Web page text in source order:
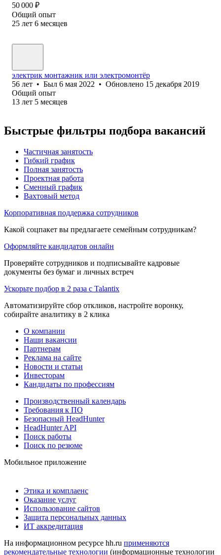
50 000 ₽
Общий опыт
25 лет 6 месяцев
электрик монтажник или электромонтёр
56 лет • Был 6 мая 2022 • Обновлено 15 декабря 2019
Общий опыт
13 лет 5 месяцев
Быстрые фильтры подбора вакансий
Частичная занятость
Гибкий график
Полная занятость
Проектная работа
Сменный график
Вахтовый метод
Корпоративная поддержка сотрудников
Какой соцпакет вы предлагаете семейным сотрудникам?
Оформляйте кандидатов онлайн
Проверяйте сотрудников и подписывайте кадровые
документы без бумаг и личных встреч
Ускорьте подбор в 2 раза с Talantix
Автоматизируйте сбор откликов, настройте воронку,
собирайте аналитику в 2 клика
О компании
Наши вакансии
Партнерам
Реклама на сайте
Новости и статьи
Инвесторам
Кандидаты по профессиям
Производственный календарь
Требования к ПО
Безопасный HeadHunter
HeadHunter API
Поиск работы
Поиск по резюме
Мобильное приложение
Этика и комплаенс
Оказание услуг
Использование сайтов
Защита персональных данных
ИТ аккредитация
На информационном ресурсе hh.ru применяются
рекомендательные технологии (информационные технологии